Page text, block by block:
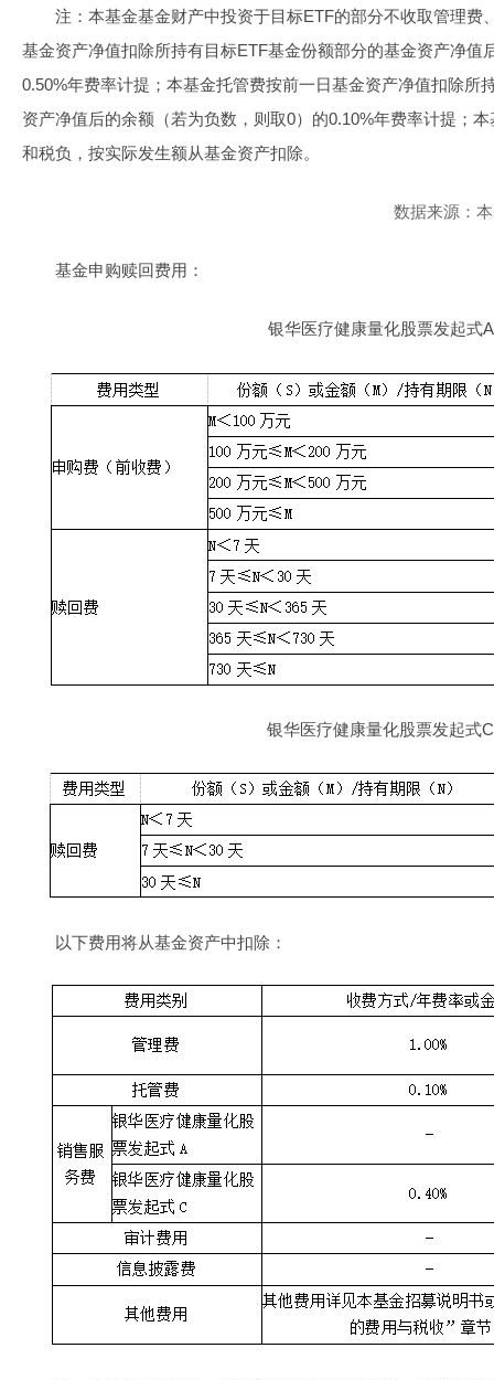
注：本基金基金财产中投资于目标ETF的部分不收取管理费
基金资产净值扣除所持有目标ETF基金份额部分的基金资产净值
0.50%年费率计提；本基金托管费按前一日基金资产净值扣除所
资产净值后的余额（若为负数，则取0）的0.10%年费率计提；
和税负，按实际发生额从基金资产扣除。
数据来源：
基金申购赎回费用：
银华医疗健康量化股票发起式A
银华医疗健康量化股票发起式C
以下费用将从基金资产中扣除：